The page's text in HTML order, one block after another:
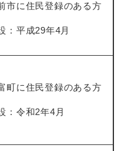
市に住民登録のある方
：平成29年4月
町に住民登録のある方
：令和2年4月